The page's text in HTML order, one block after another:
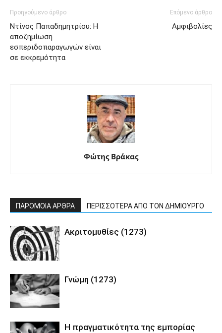
Προηγούμενο άρθρο
Ντίνος Παπαδημητρίου: Η
αποζημίωση
εσπεριδοπαραγωγών είναι
σε εκκρεμότητα
Επόμενο άρθρο
Αμφιβολίες
Φώτης Βράκας
ΠΑΡΟΜΟΙΑ ΑΡΘΡΑ ΠΕΡΙΣΣΟΤΕΡΑ ΑΠΟ ΤΟΝ ΔΗΜΙΟΥΡΓΟ
Ακριτομυθίες (1273)
Γνώμη (1273)
Η πραγματικότητα της εμπορίας